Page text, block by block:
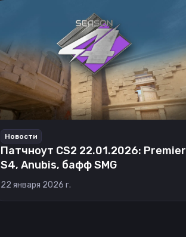
Новости
Патчноут CS2 22.01.2026: Premier
S4, Anubis, бафф SMG
22 января 2026 г.